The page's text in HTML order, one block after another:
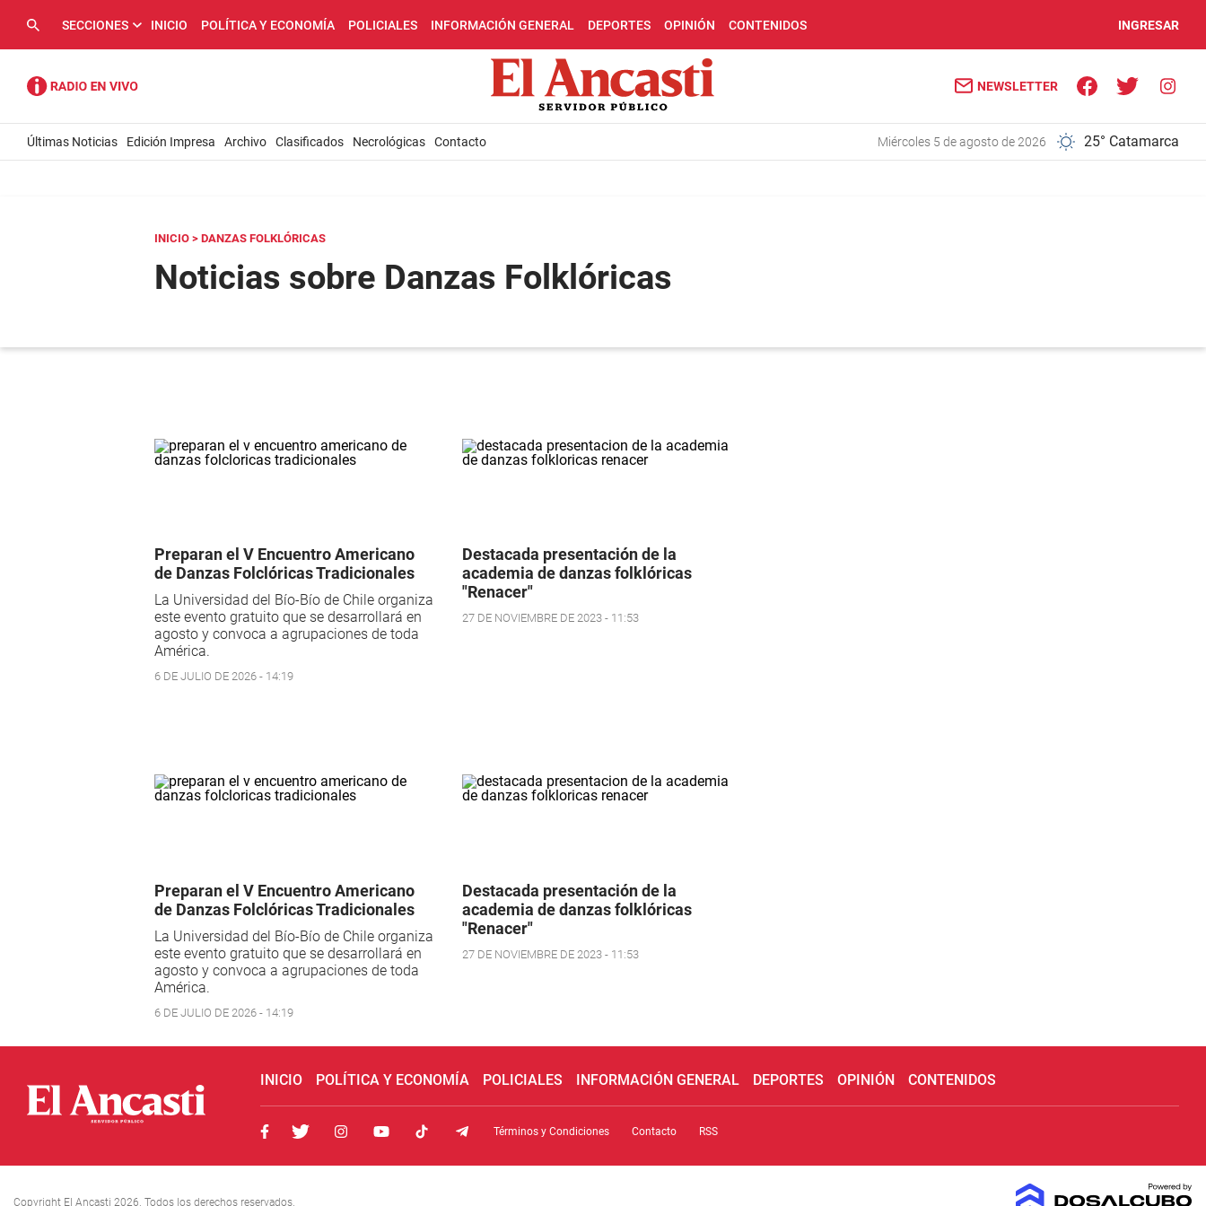
SECCIONES INICIO POLÍTICA Y ECONOMÍA POLICIALES INFORMACIÓN GENERAL DEPORTES OPINIÓN CONTENIDOS INGRESAR
NEWSLETTER
Últimas Noticias Edición Impresa Archivo Clasificados Necrológicas Contacto miércoles 5 de agosto de 2026 25° Catamarca
INICIO > DANZAS FOLKLÓRICAS
Noticias sobre Danzas Folklóricas
Preparan el V Encuentro Americano
de Danzas Folclóricas Tradicionales
La Universidad del Bío-Bío de Chile organiza
este evento gratuito que se desarrollará en
agosto y convoca a agrupaciones de toda
América.
6 DE JULIO DE 2026 - 14:19
Destacada presentación de la
academia de danzas folklóricas
"Renacer"
27 DE NOVIEMBRE DE 2023 - 11:53
Preparan el V Encuentro Americano
de Danzas Folclóricas Tradicionales
La Universidad del Bío-Bío de Chile organiza
este evento gratuito que se desarrollará en
agosto y convoca a agrupaciones de toda
América.
6 DE JULIO DE 2026 - 14:19
Destacada presentación de la
academia de danzas folklóricas
"Renacer"
27 DE NOVIEMBRE DE 2023 - 11:53
INICIO POLÍTICA Y ECONOMÍA POLICIALES INFORMACIÓN GENERAL DEPORTES OPINIÓN CONTENIDOS
Términos y Condiciones Contacto RSS
Copyright El Ancasti 2026. Todos los derechos reservados.